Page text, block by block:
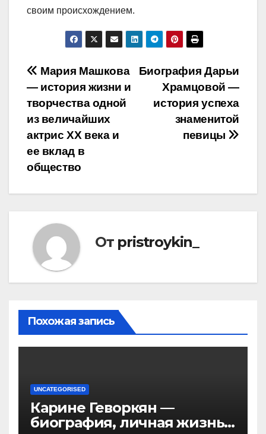
своим происхождением.
Навигация
по
записям
Биография Дарьи
Храмцовой —
история успеха
знаменитой
певицы
Мария Машкова
— история жизни и
творчества одной
из величайших
актрис XX века и
ее вклад в
общество
От pristroykin_
Похожая запись
UNCATEGORISED
Карине Геворкян —
биография, личная жизнь